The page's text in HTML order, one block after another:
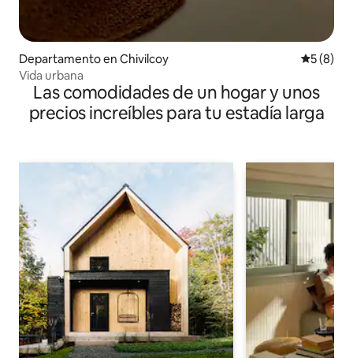
Departamento en Chivilcoy
5 (8)
Vida urbana
Las comodidades de un hogar y unos
precios increíbles para tu estadía larga